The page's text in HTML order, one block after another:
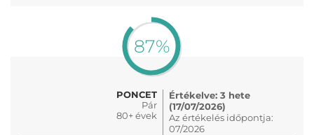
87%
PONCET
Pár
80+ évek
Értékelve: 3 hete
(17/07/2026)
Az értékelés időpontja:
07/2026